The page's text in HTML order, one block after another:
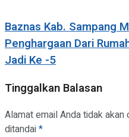
Baznas Kab. Sampang
Penghargaan Dari
Jadi Ke -5
Tinggalkan Balasan
Alamat email Anda tidak akan
ditandai*